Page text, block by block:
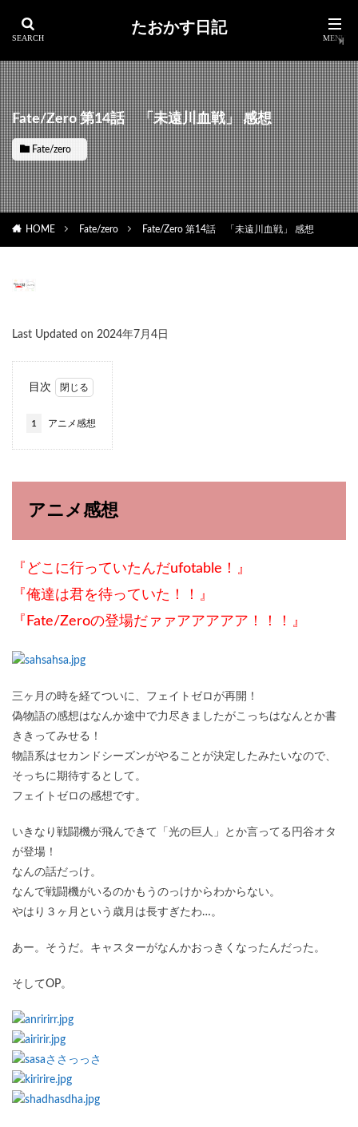
たおかす日記
Fate/Zero 第14話 「未遠川血戦」 感想
Fate/zero
HOME Fate/zero Fate/Zero 第14話 「未遠川血戦」 感想
Last Updated on 2024年7月4日
目次
1 アニメ感想
アニメ感想
『どこに行っていたんだufotable！』
『俺達は君を待っていた！！』
『Fate/Zeroの登場だァァアアアアア！！！』
三ヶ月の時を経てついに、フェイトゼロが再開！
偽物語の感想はなんか途中で力尽きましたがこっちはなんとか書
ききってみせる！
物語系はセカンドシーズンがやることが決定したみたいなので、
そっちに期待するとして。
フェイトゼロの感想です。
いきなり戦闘機が飛んできて「光の巨人」とか言ってる円谷オタ
が登場！
なんの話だっけ。
なんで戦闘機がいるのかもうのっけからわからない。
やはり３ヶ月という歳月は長すぎたわ…。
あー。そうだ。キャスターがなんかおっきくなったんだった。
そしてOP。